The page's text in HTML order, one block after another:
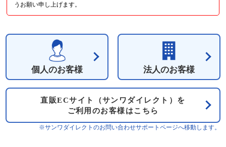
うお願い申し上げます。
個人のお客様 法人のお客様
直販ECサイト（サンワダイレクト）を
ご利用のお客様はこちら
※サンワダイレクトのお問い合わせサポートページへ移動します。